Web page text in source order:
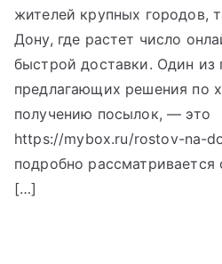
жителей крупных городов,
Дону, где растет число
быстрой доставки. Один из
предлагающих решения по
получению посылок, — это
https://mybox.ru/rostov-na-
подробно рассматривается
[…]